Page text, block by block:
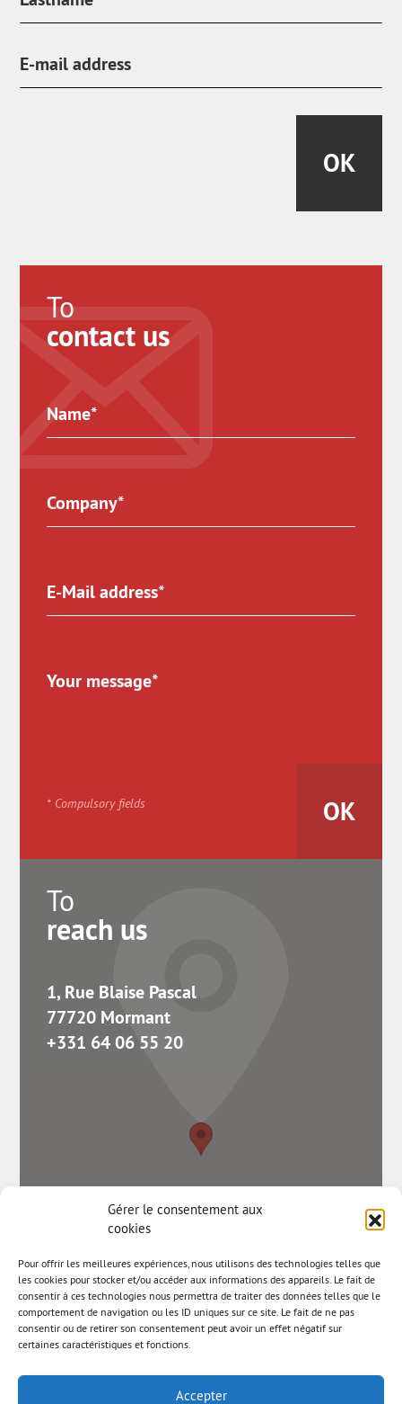
Gérer le consentement aux
cookies
Pour offrir les meilleures expériences, nous utilisons des technologies telles que
les cookies pour stocker et/ou accéder aux informations des appareils. Le fait de
consentir à ces technologies nous permettra de traiter des données telles que le
comportement de navigation ou les ID uniques sur ce site. Le fait de ne pas
consentir ou de retirer son consentement peut avoir un effet négatif sur
certaines caractéristiques et fonctions.
Accepter
OK
To
contact us
* Compulsory fields
To
reach us
1, Rue Blaise Pascal
77720 Mormant
+331 64 06 55 20